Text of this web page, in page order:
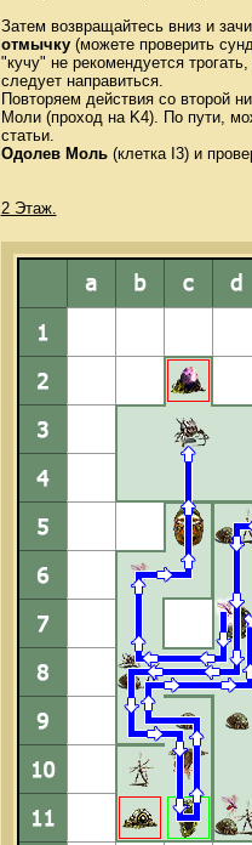
Затем возвращайтесь вниз и
отмычку(можете проверить
"кучу" не рекомендуется
следует направиться.
Повторяем действия со второй
Моли (проход на K4). По пути,
статьи.
Одолев Моль(клетка I3) и
2 Этаж.